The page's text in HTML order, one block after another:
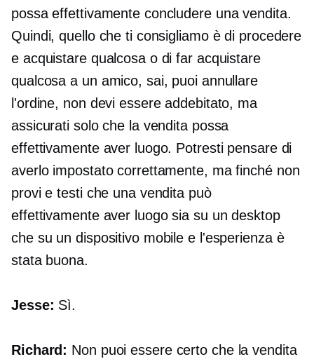
possa effettivamente concludere una vendita.
Quindi, quello che ti consigliamo è di procedere
e acquistare qualcosa o di far acquistare
qualcosa a un amico, sai, puoi annullare
l'ordine, non devi essere addebitato, ma
assicurati solo che la vendita possa
effettivamente aver luogo. Potresti pensare di
averlo impostato correttamente, ma finché non
provi e testi che una vendita può
effettivamente aver luogo sia su un desktop
che su un dispositivo mobile e l'esperienza è
stata buona.
Jesse: Sì.
Richard: Non puoi essere certo che la vendita